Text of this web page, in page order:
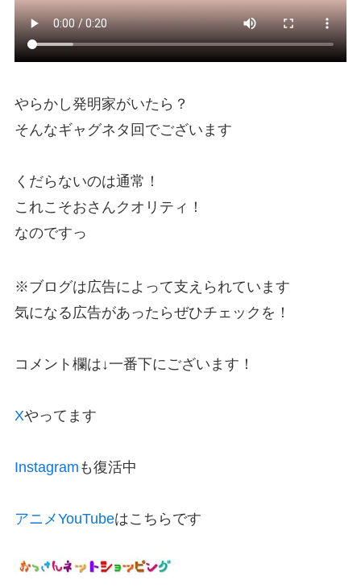
やらかし発明家がいたら？
そんなギャグネタ回でございます
くだらないのは通常！
これこそおさんクオリティ！
なのですっ
※ブログは広告によって支えられています
気になる広告があったらぜひチェックを！
コメント欄は↓一番下にございます！
Xやってます
Instagram も復活中
アニメYouTubeはこちらです